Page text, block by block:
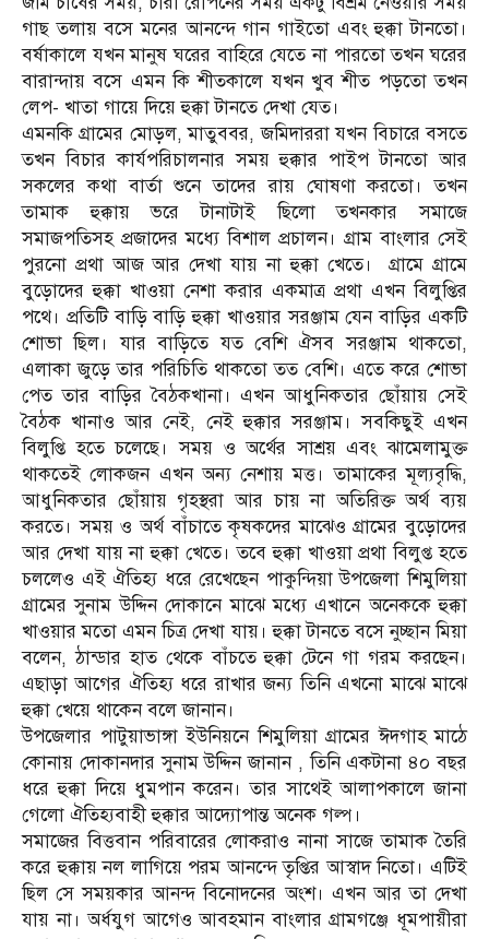
গাছ তলায় বসে মনের আনন্দে গান গাইতো এবং হুক্কা টানতো।
বর্ষাকালে যখন মানুষ ঘরের বাহিরে যেতে না পারতো তখন ঘরের
বারান্দায় বসে এমন কি শীতকালে যখন খুব শীত পড়তো তখন
লেপ- খাতা গায়ে দিয়ে হুক্কা টানতে দেখা যেত।
এমনকি গ্রামের মোড়ল, মাতুববর, জমিদাররা যখন বিচারে বসতে
তখন বিচার কার্যপরিচালনার সময় হুক্কার পাইপ টানতো আর
সকলের কথা বার্তা শুনে তাদের রায় ঘোষণা করতো। তখন
তামাক হুক্কায় ভরে টানাটাই ছিলো তখনকার সমাজে
সমাজপতিসহ প্রজাদের মধ্যে বিশাল প্রচালন। গ্রাম বাংলার সেই
পুরনো প্রথা আজ আর দেখা যায় না হুক্কা খেতে। গ্রামে গ্রামে
বুড়োদের হুক্কা খাওয়া নেশা করার একমাত্র প্রথা এখন বিলুপ্তির
পথে। প্রতিটি বাড়ি বাড়ি হুক্কা খাওয়ার সরঞ্জাম যেন বাড়ির একটি
শোভা ছিল। যার বাড়িতে যত বেশি ঐসব সরঞ্জাম থাকতো,
এলাকা জুড়ে তার পরিচিতি থাকতো তত বেশি। এতে করে শোভা
পেত তার বাড়ির বৈঠকখানা। এখন আধুনিকতার ছোঁয়ায় সেই
বৈঠক খানাও আর নেই, নেই হুক্কার সরঞ্জাম। সবকিছুই এখন
বিলুপ্তি হতে চলেছে। সময় ও অর্থের সাশ্রয় এবং ঝামেলামুক্ত
থাকতেই লোকজন এখন অন্য নেশায় মত্ত। তামাকের মূল্যবৃদ্ধি,
আধুনিকতার ছোঁয়ায় গৃহস্থরা আর চায় না অতিরিক্ত অর্থ ব্যয়
করতে। সময় ও অর্থ বাঁচাতে কৃষকদের মাঝেও গ্রামের বুড়োদের
আর দেখা যায় না হুক্কা খেতে। তবে হুক্কা খাওয়া প্রথা বিলুপ্ত হতে
চললেও এই ঐতিহ্য ধরে রেখেছেন পাকুন্দিয়া উপজেলা শিমুলিয়া
গ্রামের সুনাম উদ্দিন দোকানে মাঝে মধ্যে এখানে অনেককে হুক্কা
খাওয়ার মতো এমন চিত্র দেখা যায়। হুক্কা টানতে বসে নুচ্ছান মিয়া
বলেন, ঠান্ডার হাত থেকে বাঁচতে হুক্কা টেনে গা গরম করছেন।
এছাড়া আগের ঐতিহ্য ধরে রাখার জন্য তিনি এখনো মাঝে মাঝে
হুক্কা খেয়ে থাকেন বলে জানান।
উপজেলার পাটুয়াভাঙ্গা ইউনিয়নে শিমুলিয়া গ্রামের ঈদগাহ মাঠে
কোনায় দোকানদার সুনাম উদ্দিন জানান , তিনি একটানা ৪০ বছর
ধরে হুক্কা দিয়ে ধুমপান করেন। তার সাথেই আলাপকালে জানা
গেলো ঐতিহ্যবাহী হুক্কার আদ্যোপান্ত অনেক গল্প।
সমাজের বিত্তবান পরিবারের লোকরাও নানা সাজে তামাক তৈরি
করে হুক্কায় নল লাগিয়ে পরম আনন্দে তৃপ্তির আস্বাদ নিতো। এটিই
ছিল সে সময়কার আনন্দ বিনোদনের অংশ। এখন আর তা দেখা
যায় না। অর্ধযুগ আগেও আবহমান বাংলার গ্রামগঞ্জে ধূমপায়ীরা